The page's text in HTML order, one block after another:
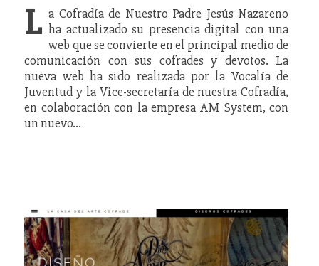
L a Cofradía de Nuestro Padre Jesús Nazareno
ha actualizado su presencia digital con una
web que se convierte en el principal medio de
comunicación con sus cofrades y devotos. La
nueva web ha sido realizada por la Vocalía de
Juventud y la Vice-secretaría de nuestra Cofradía,
en colaboración con la empresa AM System, con
un nuevo…